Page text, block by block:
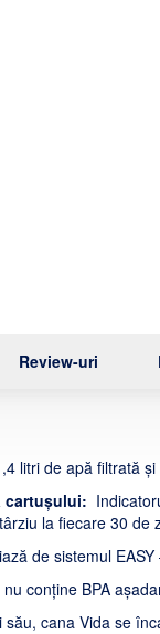
Review-uri
litri de apă filtrată
cartușului:
la fiecare 30 de
de sistemul
conține BPA
său, cana Vida se